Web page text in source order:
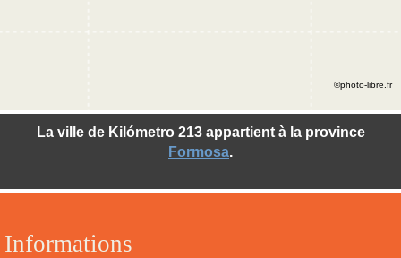
Informations
La ville de Kilómetro 213 appartient à la province
Formosa.
©photo-libre.fr